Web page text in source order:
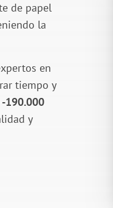
de papel
la
en
tiempo y
190.000
y